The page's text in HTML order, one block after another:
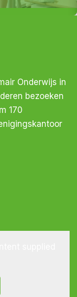
Onderwijs in
bezoeken
170